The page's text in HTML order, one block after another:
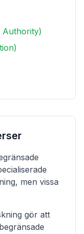
Authority)
men vissa
gör att